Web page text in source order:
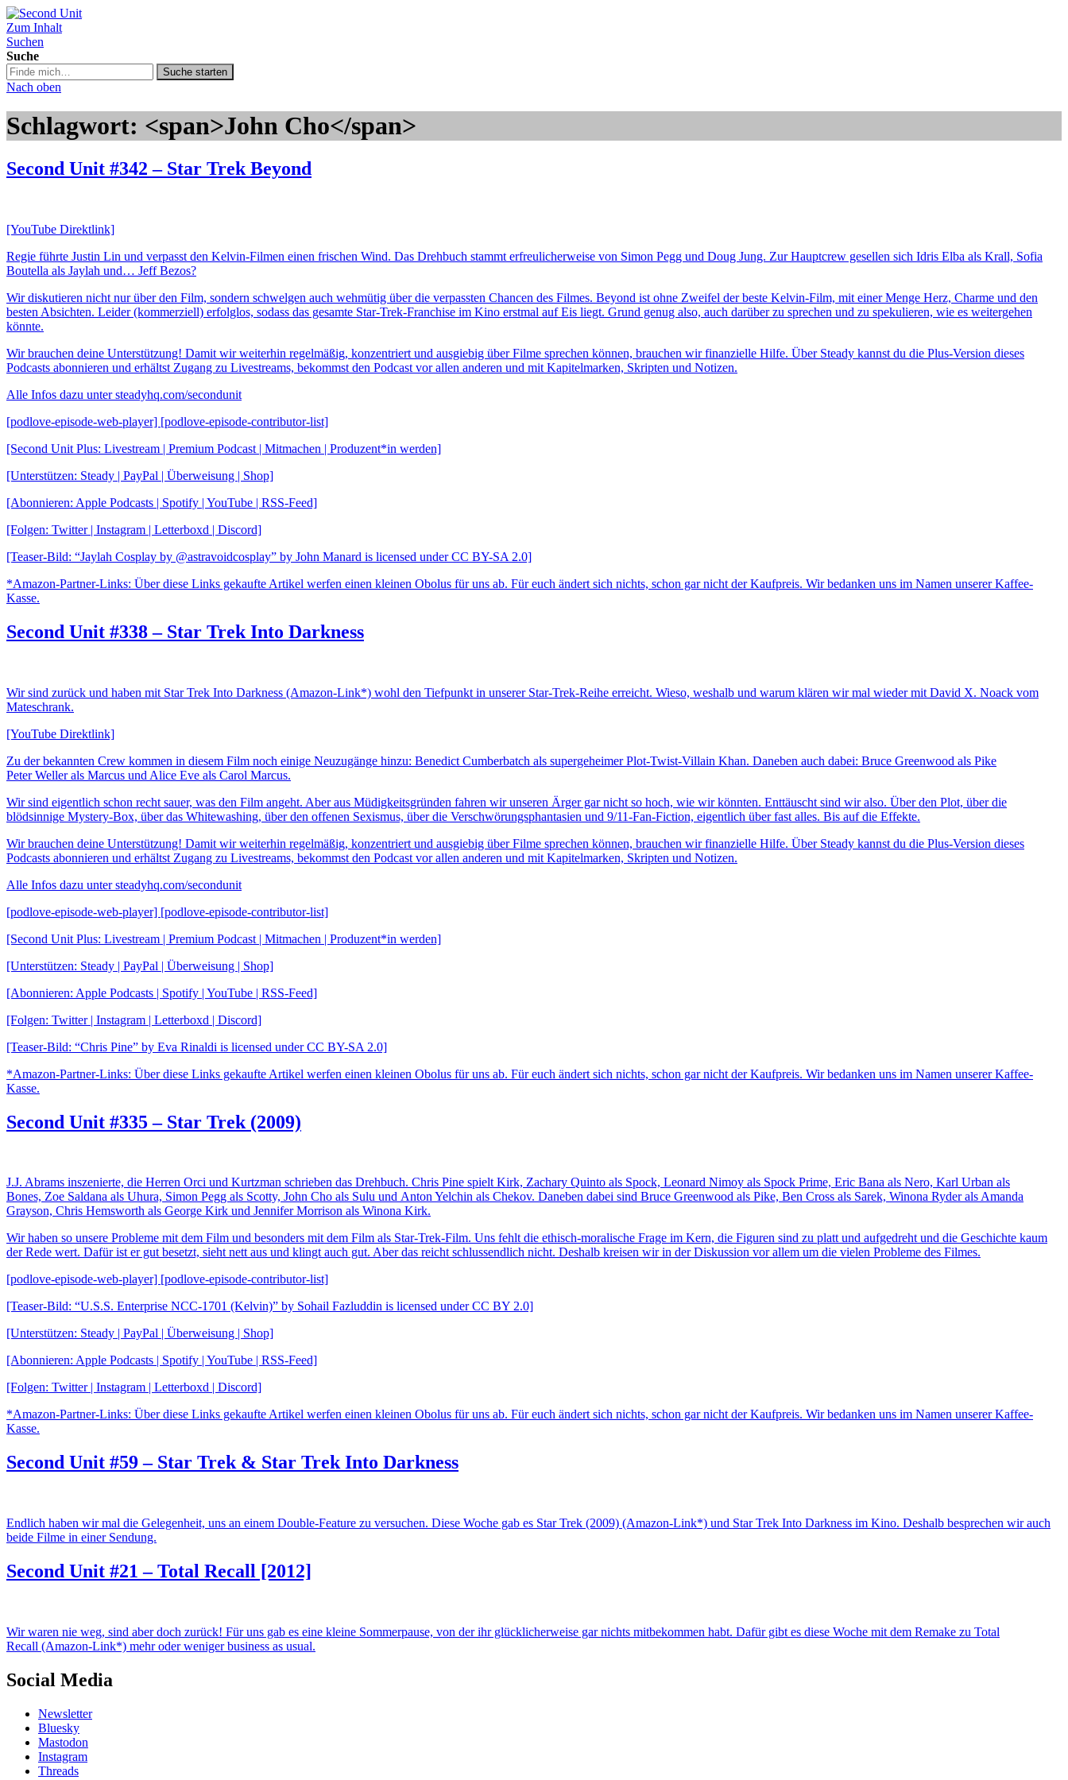
Second Unit
Zum Inhalt
Suchen
Suche
Suche
in
podcast.de/
Suche starten
Nach oben
Schlagwort: <span>John Cho</span>
Second Unit #342 – Star Trek Beyond
[YouTube Direktlink]
Regie führte Justin Lin und verpasst den Kelvin-Filmen einen frischen Wind. Das Drehbuch stammt erfreulicherweise von Simon Pegg und Doug Jung. Zur Hauptcrew gesellen sich Idris Elba als Krall, Sofia
Boutella als Jaylah und… Jeff Bezos?
Wir diskutieren nicht nur über den Film, sondern schwelgen auch wehmütig über die verpassten Chancen des Filmes. Beyond ist ohne Zweifel der beste Kelvin-Film, mit einer Menge Herz, Charme und den
besten Absichten. Leider (kommerziell) erfolglos, sodass das gesamte Star-Trek-Franchise im Kino erstmal auf Eis liegt. Grund genug also, auch darüber zu sprechen und zu spekulieren, wie es weitergehen
könnte.
Wir brauchen deine Unterstützung! Damit wir weiterhin regelmäßig, konzentriert und ausgiebig über Filme sprechen können, brauchen wir finanzielle Hilfe. Über Steady kannst du die Plus-Version dieses
Podcasts abonnieren und erhältst Zugang zu Livestreams, bekommst den Podcast vor allen anderen und mit Kapitelmarken, Skripten und Notizen.
Alle Infos dazu unter steadyhq.com/secondunit
[podlove-episode-web-player] [podlove-episode-contributor-list]
[Second Unit Plus: Livestream | Premium Podcast | Mitmachen | Produzent*in werden]
[Unterstützen: Steady | PayPal | Überweisung | Shop]
[Abonnieren: Apple Podcasts | Spotify | YouTube | RSS-Feed]
[Folgen: Twitter | Instagram | Letterboxd | Discord]
[Teaser-Bild: “Jaylah Cosplay by @astravoidcosplay” by John Manard is licensed under CC BY-SA 2.0]
*Amazon-Partner-Links: Über diese Links gekaufte Artikel werfen einen kleinen Obolus für uns ab. Für euch ändert sich nichts, schon gar nicht der Kaufpreis. Wir bedanken uns im Namen unserer Kaffee-
Kasse.
Second Unit #338 – Star Trek Into Darkness
Wir sind zurück und haben mit Star Trek Into Darkness (Amazon-Link*) wohl den Tiefpunkt in unserer Star-Trek-Reihe erreicht. Wieso, weshalb und warum klären wir mal wieder mit David X. Noack vom
Mateschrank.
[YouTube Direktlink]
Zu der bekannten Crew kommen in diesem Film noch einige Neuzugänge hinzu: Benedict Cumberbatch als supergeheimer Plot-Twist-Villain Khan. Daneben auch dabei: Bruce Greenwood als Pike
Peter Weller als Marcus und Alice Eve als Carol Marcus.
Wir sind eigentlich schon recht sauer, was den Film angeht. Aber aus Müdigkeitsgründen fahren wir unseren Ärger gar nicht so hoch, wie wir könnten. Enttäuscht sind wir also. Über den Plot, über die
blödsinnige Mystery-Box, über das Whitewashing, über den offenen Sexismus, über die Verschwörungsphantasien und 9/11-Fan-Fiction, eigentlich über fast alles. Bis auf die Effekte.
Wir brauchen deine Unterstützung! Damit wir weiterhin regelmäßig, konzentriert und ausgiebig über Filme sprechen können, brauchen wir finanzielle Hilfe. Über Steady kannst du die Plus-Version dieses
Podcasts abonnieren und erhältst Zugang zu Livestreams, bekommst den Podcast vor allen anderen und mit Kapitelmarken, Skripten und Notizen.
Alle Infos dazu unter steadyhq.com/secondunit
[podlove-episode-web-player] [podlove-episode-contributor-list]
[Second Unit Plus: Livestream | Premium Podcast | Mitmachen | Produzent*in werden]
[Unterstützen: Steady | PayPal | Überweisung | Shop]
[Abonnieren: Apple Podcasts | Spotify | YouTube | RSS-Feed]
[Folgen: Twitter | Instagram | Letterboxd | Discord]
[Teaser-Bild: “Chris Pine” by Eva Rinaldi is licensed under CC BY-SA 2.0]
*Amazon-Partner-Links: Über diese Links gekaufte Artikel werfen einen kleinen Obolus für uns ab. Für euch ändert sich nichts, schon gar nicht der Kaufpreis. Wir bedanken uns im Namen unserer Kaffee-
Kasse.
Second Unit #335 – Star Trek (2009)
J.J. Abrams inszenierte, die Herren Orci und Kurtzman schrieben das Drehbuch. Chris Pine spielt Kirk, Zachary Quinto als Spock, Leonard Nimoy als Spock Prime, Eric Bana als Nero, Karl Urban als
Bones, Zoe Saldana als Uhura, Simon Pegg als Scotty, John Cho als Sulu und Anton Yelchin als Chekov. Daneben dabei sind Bruce Greenwood als Pike, Ben Cross als Sarek, Winona Ryder als Amanda
Grayson, Chris Hemsworth als George Kirk und Jennifer Morrison als Winona Kirk.
Wir haben so unsere Probleme mit dem Film und besonders mit dem Film als Star-Trek-Film. Uns fehlt die ethisch-moralische Frage im Kern, die Figuren sind zu platt und aufgedreht und die Geschichte kaum
der Rede wert. Dafür ist er gut besetzt, sieht nett aus und klingt auch gut. Aber das reicht schlussendlich nicht. Deshalb kreisen wir in der Diskussion vor allem um die vielen Probleme des Filmes.
[podlove-episode-web-player] [podlove-episode-contributor-list]
[Teaser-Bild: “U.S.S. Enterprise NCC-1701 (Kelvin)” by Sohail Fazluddin is licensed under CC BY 2.0]
[Unterstützen: Steady | PayPal | Überweisung | Shop]
[Abonnieren: Apple Podcasts | Spotify | YouTube | RSS-Feed]
[Folgen: Twitter | Instagram | Letterboxd | Discord]
*Amazon-Partner-Links: Über diese Links gekaufte Artikel werfen einen kleinen Obolus für uns ab. Für euch ändert sich nichts, schon gar nicht der Kaufpreis. Wir bedanken uns im Namen unserer Kaffee-
Kasse.
Second Unit #59 – Star Trek & Star Trek Into Darkness
Endlich haben wir mal die Gelegenheit, uns an einem Double-Feature zu versuchen. Diese Woche gab es Star Trek (2009) (Amazon-Link*) und Star Trek Into Darkness im Kino. Deshalb besprechen wir auch
beide Filme in einer Sendung.
Second Unit #21 – Total Recall [2012]
Wir waren nie weg, sind aber doch zurück! Für uns gab es eine kleine Sommerpause, von der ihr glücklicherweise gar nichts mitbekommen habt. Dafür gibt es diese Woche mit dem Remake zu Total
Recall (Amazon-Link*) mehr oder weniger business as usual.
Social Media
Newsletter
Bluesky
Mastodon
Instagram
Threads